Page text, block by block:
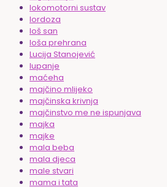
lokomotorni sustav
lordoza
loš san
loša prehrana
Lucija Stanojević
lupanje
maćeha
majčino mlijeko
majčinska krivnja
majčinstvo me ne ispunjava
majka
majke
mala beba
mala djeca
male stvari
mama i tata